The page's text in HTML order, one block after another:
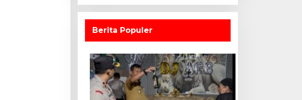
Berita Populer